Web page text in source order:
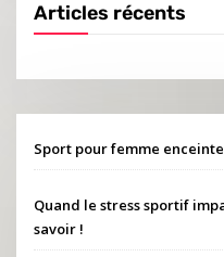
Articles récents
Sport pour femme enceinte
Quand le stress sportif
savoir !